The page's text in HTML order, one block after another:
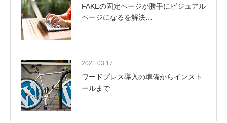
FAKEの固定ページが勝手にビジュアル
ページになるを解決…
2021.03.17
ワードプレス導入の準備からインスト
ールまで